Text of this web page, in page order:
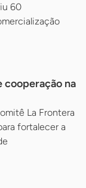
60
cooperação na
La Frontera
fortalecer a